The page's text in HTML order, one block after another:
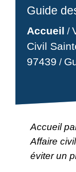
Guide
Accueil /
Civil
97439 /
Accueil
Affaire
éviter un